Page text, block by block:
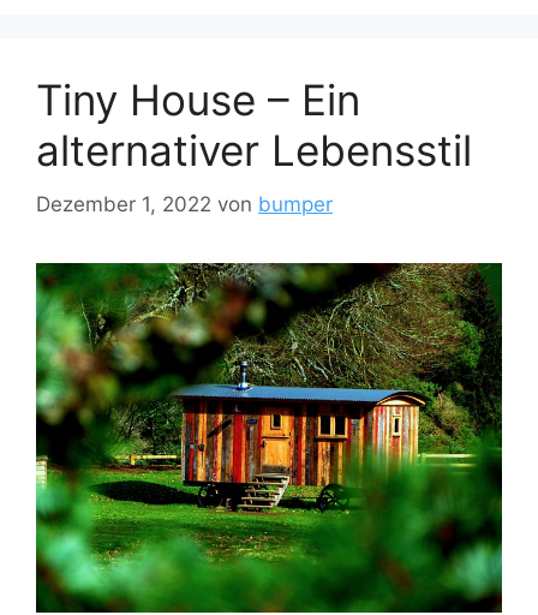
Tiny House – Ein
alternativer Lebensstil
Dezember 1, 2022 von bumper